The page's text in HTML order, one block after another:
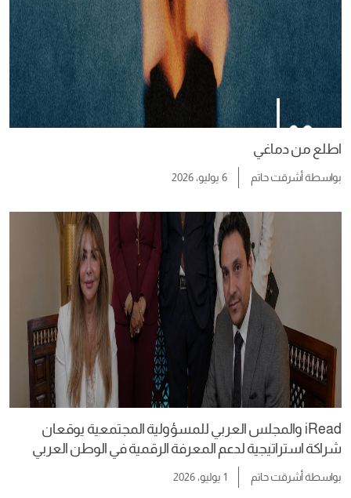
اطلع من دماغي
بواسطةأشرقت حاتم 6 يوليو، 2026
iRead والمجلس العربي للمسؤولية المجتمعية يوقعان
شراكة استراتيجية لدعم المعرفة الرقمية في الوطن العربي
بواسطةأشرقت حاتم 1 يوليو، 2026